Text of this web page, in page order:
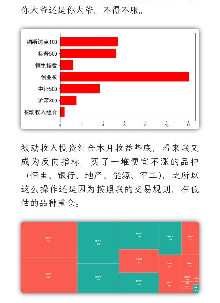
你大爷还是你大爷，不得不服。
被动收入投资组合本月收益垫底，看来我又
成为反向指标，买了一堆便宜不涨的品种
（恒生、银行、地产、能源、军工）。之所以
这么操作还是因为按照我的交易规则，在低
估的品种重仓。